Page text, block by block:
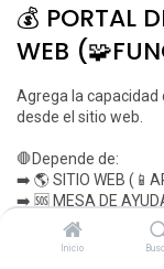
Inicio
💰 PORTAL
WEB
Agrega la
desde el sitio web.
🛑Depende de:
➡️ 🌎 SITIO WEB
➡️ 🆘 MESA DE
➡️ 🔍 RASTREO DE
➡️ 💬 FORO